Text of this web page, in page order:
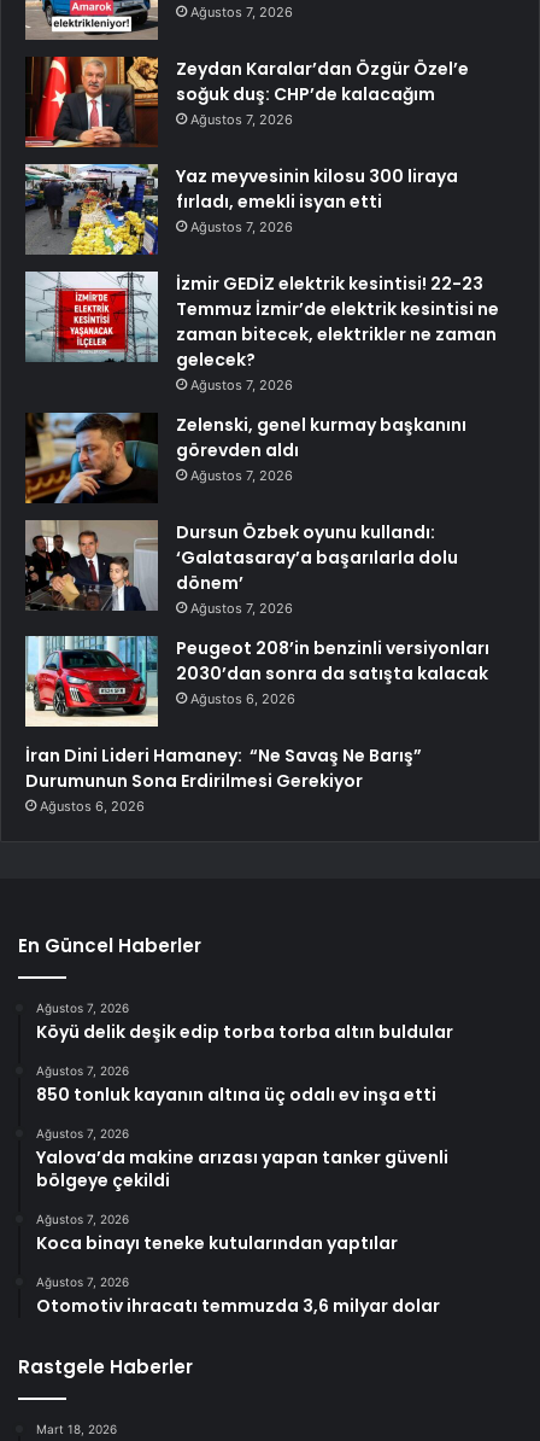
Ağustos 7, 2026
Zeydan Karalar’dan Özgür Özel’e
soğuk duş: CHP’de kalacağım
Ağustos 7, 2026
Yaz meyvesinin kilosu 300 liraya
fırladı, emekli isyan etti
Ağustos 7, 2026
İzmir GEDİZ elektrik kesintisi! 22-23
Temmuz İzmir’de elektrik kesintisi ne
zaman bitecek, elektrikler ne zaman
gelecek?
Ağustos 7, 2026
Zelenski, genel kurmay başkanını
görevden aldı
Ağustos 7, 2026
Dursun Özbek oyunu kullandı:
‘Galatasaray’a başarılarla dolu
dönem’
Ağustos 7, 2026
Peugeot 208’in benzinli versiyonları
2030’dan sonra da satışta kalacak
Ağustos 6, 2026
İran Dini Lideri Hamaney: “Ne Savaş Ne Barış”
Durumunun Sona Erdirilmesi Gerekiyor
Ağustos 6, 2026
En Güncel Haberler
Ağustos 7, 2026
Köyü delik deşik edip torba torba altın buldular
Ağustos 7, 2026
850 tonluk kayanın altına üç odalı ev inşa etti
Ağustos 7, 2026
Yalova’da makine arızası yapan tanker güvenli
bölgeye çekildi
Ağustos 7, 2026
Koca binayı teneke kutularından yaptılar
Ağustos 7, 2026
Otomotiv ihracatı temmuzda 3,6 milyar dolar
Rastgele Haberler
Mart 18, 2026